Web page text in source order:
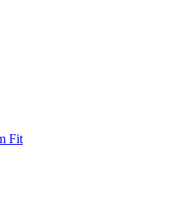
Fit